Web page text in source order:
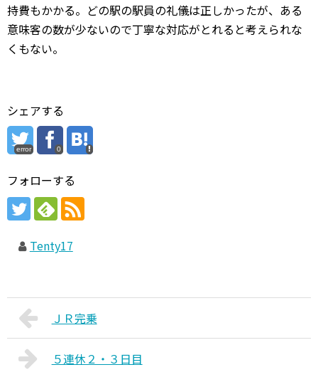
持費もかかる。どの駅の駅員の礼儀は正しかったが、ある
意味客の数が少ないので丁寧な対応がとれると考えられな
くもない。
シェアする
error 0
フォローする
Tenty17
ＪＲ完乗
５連休２・３日目